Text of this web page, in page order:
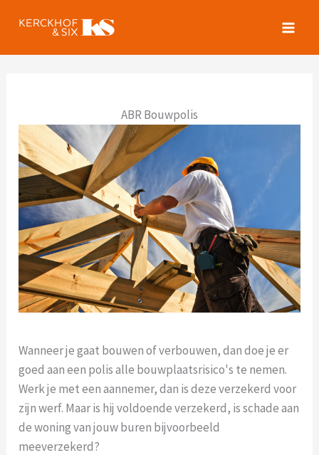
naar
ABR Bouwpolis
Wanneer je gaat bouwen of verbouwen, dan doe je er
goed aan een polis alle bouwplaatsrisico's te nemen.
Werk je met een aannemer, dan is deze verzekerd voor
zijn werf. Maar is hij voldoende verzekerd, is schade aan
de woning van jouw buren bijvoorbeeld
meeverzekerd?